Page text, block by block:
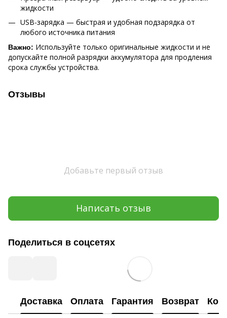
жидкости
USB-зарядка — быстрая и удобная подзарядка от
любого источника питания
Важно: Используйте только оригинальные жидкости и не
допускайте полной разрядки аккумулятора для продления
срока службы устройства.
Отзывы
Добавьте первый отзыв
Написать отзыв
Поделиться в соцсетях
Доставка Оплата Гарантия Возврат